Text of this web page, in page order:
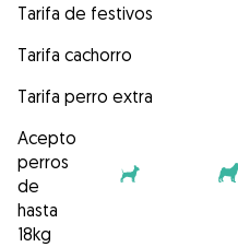
Tarifa de festivos
Tarifa cachorro
Tarifa perro extra
Acepto
perros
de
hasta
18kg